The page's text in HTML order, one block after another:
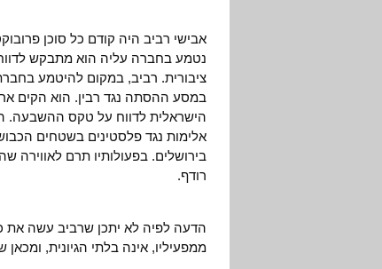
אבישי רביב היה קודם כל סוכן
נטמע בחברה עליה הוא מתבקש
ציבורית. רביב, במקום להיטמע
במסע ההסתה נגד רבין. הוא הקים
הישראלית לדווח על טקס ההשבעה.
אלימות נגד פלסטינים בשטחים
בירושלים. בפעולותיו תרם לאווירה
רודף.
הדעה לפיה לא יתכן שרביב עשה את
ממפעיליו, אינה בלתי הגיונית,